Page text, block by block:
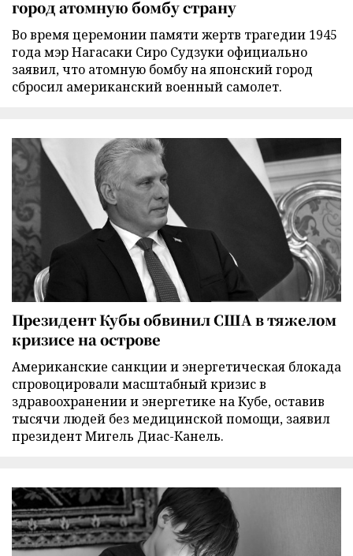
город атомную бомбу страну
Во время церемонии памяти жертв трагедии 1945
года мэр Нагасаки Сиро Судзуки официально
заявил, что атомную бомбу на японский город
сбросил американский военный самолет.
Президент Кубы обвинил США в тяжелом
кризисе на острове
Американские санкции и энергетическая блокада
спровоцировали масштабный кризис в
здравоохранении и энергетике на Кубе, оставив
тысячи людей без медицинской помощи, заявил
президент Мигель Диас-Канель.